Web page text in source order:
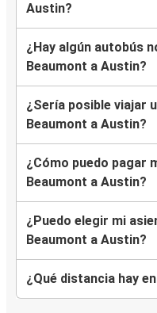
Austin?
¿Hay algún autobús
Beaumont a Austin?
¿Sería posible viajar
Beaumont a Austin?
¿Cómo puedo pagar
Beaumont a Austin?
¿Puedo elegir mi
Beaumont a Austin?
¿Qué distancia hay